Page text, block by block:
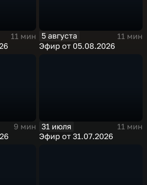
11 мин
5 августа
11 мин
Эфир от 05.08.2026
9 мин
31 июля
11 мин
Эфир от 31.07.2026